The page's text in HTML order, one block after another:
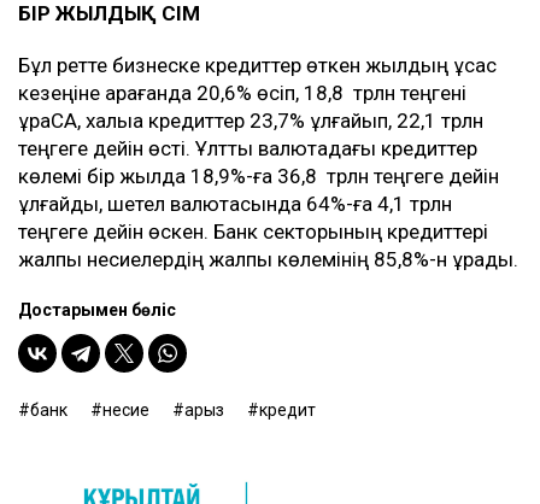
БІР ЖЫЛДЫҚ ӨСІМ
Бұл ретте бизнеске кредиттер өткен жылдың ұқсас
кезеңіне қарағанда 20,6% өсіп, 18,8 трлн теңгені
құраСА, халыққа кредиттер 23,7% ұлғайып, 22,1 трлн
теңгеге дейін өсті. Ұлттық валютадағы кредиттер
көлемі бір жылда 18,9%-ға 36,8 трлн теңгеге дейін
ұлғайды, шетел валютасында 64%-ға 4,1 трлн
теңгеге дейін өскен. Банк секторының кредиттері
жалпы несиелердің жалпы көлемінің 85,8%-н құрады.
Достарыңмен бөліс
банк несие қарыз кредит